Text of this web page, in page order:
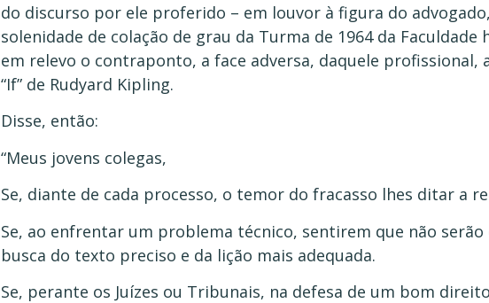
do discurso por ele proferido – em louvor à figura do
solenidade de colação de grau da Turma de 1964 da
em relevo o contraponto, a face adversa, daquele profissional,
“If” de Rudyard Kipling.
Disse, então:
“Meus jovens colegas,
Se, diante de cada processo, o temor do fracasso lhes ditar a
Se, ao enfrentar um problema técnico, sentirem que não serão
busca do texto preciso e da lição mais adequada.
Se, perante os Juízes ou Tribunais, na defesa de um bom